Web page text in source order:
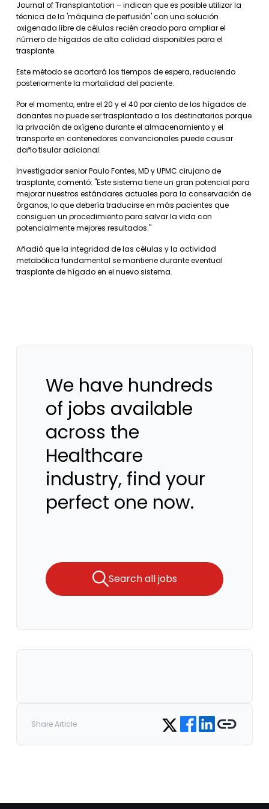
Journal of Transplantation – indican que es posible utilizar la
técnica de la 'máquina de perfusión' con una solución
oxigenada libre de células recién creado para ampliar el
número de hígados de alta calidad disponibles para el
trasplante.
Este método se acortará los tiempos de espera, reduciendo
posteriormente la mortalidad del paciente.
Por el momento, entre el 20 y el 40 por ciento de los hígados de
donantes no puede ser trasplantado a los destinatarios porque
la privación de oxígeno durante el almacenamiento y el
transporte en contenedores convencionales puede causar
daño tisular adicional.
Investigador senior Paulo Fontes, MD y UPMC cirujano de
trasplante, comentó: "Este sistema tiene un gran potencial para
mejorar nuestros estándares actuales para la conservación de
órganos, lo que debería traducirse en más pacientes que
consiguen un procedimiento para salvar la vida con
potencialmente mejores resultados."
Añadió que la integridad de las células y la actividad
metabólica fundamental se mantiene durante eventual
trasplante de hígado en el nuevo sistema.
We have hundreds
of jobs available
across the
Healthcare
industry, find your
perfect one now.
Search all jobs
Share Article Share on Twitter
Share on Facebook
Share on LinkedIn
Copy link